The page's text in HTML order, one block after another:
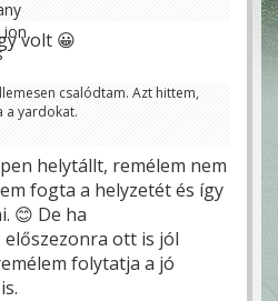
volt 😀
csalódtam. Azt hittem,
a yardokat.
helytállt, remélem nem
fogta a helyzetét és így
😊 De ha
előszezonra ott is jól
folytatja a jó